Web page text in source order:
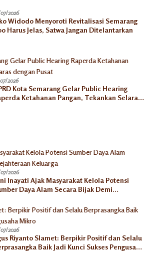
2026
Widodo Menyoroti Revitalisasi Semarang
Harus Jelas, Satwa Jangan Ditelantarkan
2026
Kota Semarang Gelar Public Hearing
Ketahanan Pangan, Tekankan Selaras
2026
Inayati Ajak Masyarakat Kelola Potensi
Daya Alam Secara Bijak Demi
2026
Riyanto Slamet: Berpikir Positif dan Selalu
Baik Jadi Kunci Sukses Pengusaha